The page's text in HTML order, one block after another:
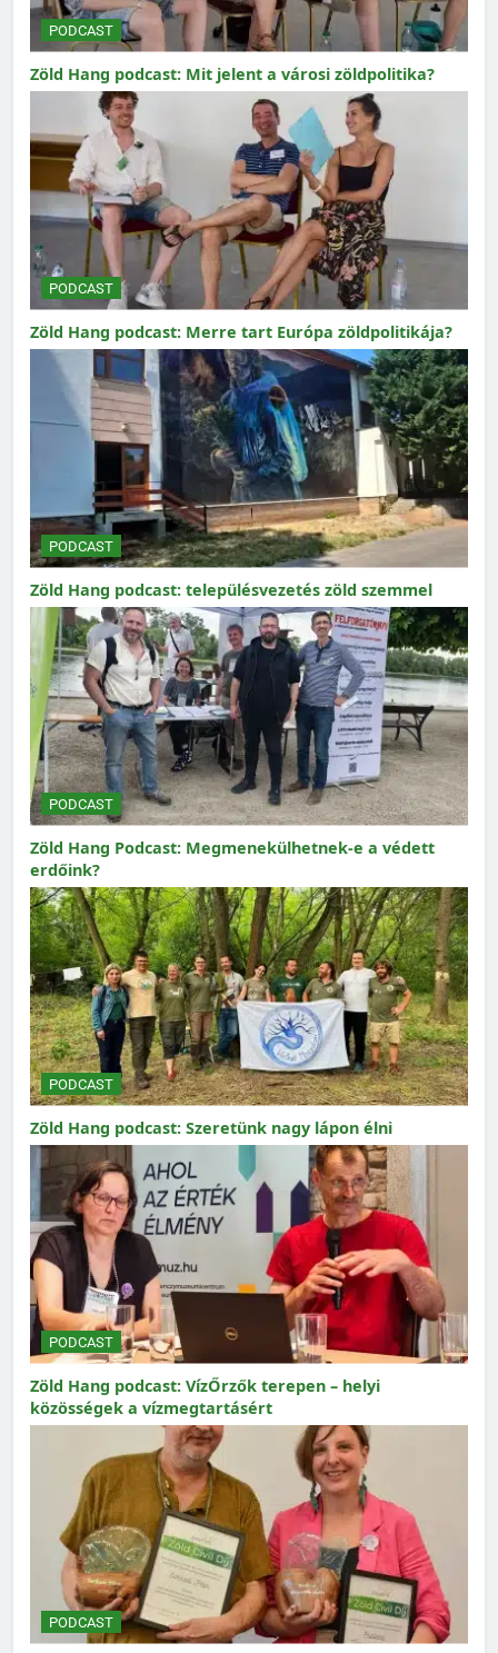
PODCAST
Zöld Hang podcast: Mit jelent a városi zöldpolitika?
PODCAST
Zöld Hang podcast: Merre tart Európa zöldpolitikája?
PODCAST
Zöld Hang podcast: településvezetés zöld szemmel
PODCAST
Zöld Hang Podcast: Megmenekülhetnek-e a védett
erdőink?
PODCAST
Zöld Hang podcast: Szeretünk nagy lápon élni
PODCAST
Zöld Hang podcast: VízŐrzők terepen – helyi
közösségek a vízmegtartásért
PODCAST